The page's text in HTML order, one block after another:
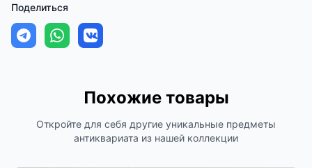
Поделиться
Похожие товары
Откройте для себя другие уникальные предметы
антиквариата из нашей коллекции